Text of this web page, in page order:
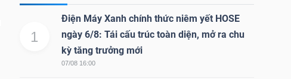
1
Điện Máy Xanh chính thức niêm yết HOSE
ngày 6/8: Tái cấu trúc toàn diện, mở ra chu
kỳ tăng trưởng mới
07/08 16:00